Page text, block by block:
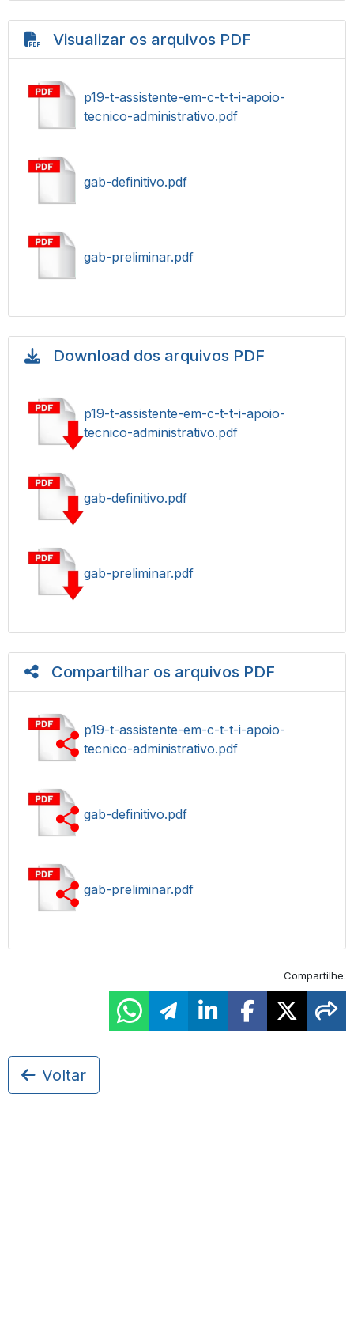
Visualizar os arquivos PDF
p19-t-assistente-em-c-t-t-i-apoio-
tecnico-administrativo.pdf
gab-definitivo.pdf
gab-preliminar.pdf
Download dos arquivos PDF
p19-t-assistente-em-c-t-t-i-apoio-
tecnico-administrativo.pdf
gab-definitivo.pdf
gab-preliminar.pdf
Compartilhar os arquivos PDF
p19-t-assistente-em-c-t-t-i-apoio-
tecnico-administrativo.pdf
gab-definitivo.pdf
gab-preliminar.pdf
Compartilhe:
Voltar